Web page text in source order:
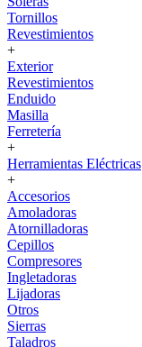
Tornillos
Revestimientos
+
Exterior
Revestimientos
Enduido
Masilla
Ferretería
+
Herramientas Eléctricas
+
Accesorios
Amoladoras
Atornilladoras
Cepillos
Compresores
Ingletadoras
Lijadoras
Otros
Sierras
Taladros